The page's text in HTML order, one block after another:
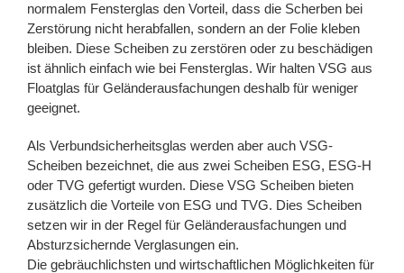
normalem Fensterglas den Vorteil, dass die Scherben bei
Zerstörung nicht herabfallen, sondern an der Folie kleben
bleiben. Diese Scheiben zu zerstören oder zu beschädigen
ist ähnlich einfach wie bei Fensterglas. Wir halten VSG aus
Floatglas für Geländerausfachungen deshalb für weniger
geeignet.
Als Verbundsicherheitsglas werden aber auch VSG-
Scheiben bezeichnet, die aus zwei Scheiben ESG, ESG-H
oder TVG gefertigt wurden. Diese VSG Scheiben bieten
zusätzlich die Vorteile von ESG und TVG. Dies Scheiben
setzen wir in der Regel für Geländerausfachungen und
Absturzsichernde Verglasungen ein.
Die gebräuchlichsten und wirtschaftlichen Möglichkeiten für